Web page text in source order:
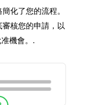
化了您的流程。
核您的申請，以
機會。.